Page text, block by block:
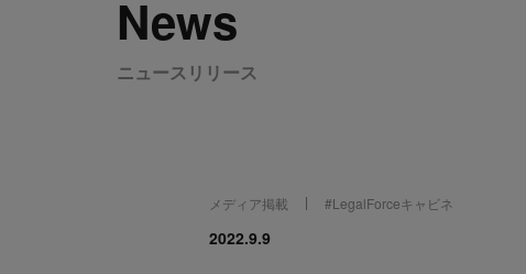
News
ニュースリリース
メディア掲載 #LegalForceキャビネ
2022.9.9